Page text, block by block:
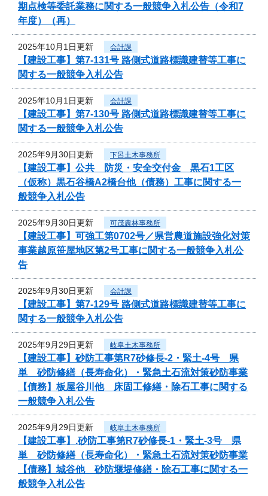
期点検等委託業務に関する一般競争入札公告（令和7
年度）（再）
2025年10月1日更新 会計課
【建設工事】第7-131号 路側式道路標識建替等工事に
関する一般競争入札公告
2025年10月1日更新 会計課
【建設工事】第7-130号 路側式道路標識建替等工事に
関する一般競争入札公告
2025年9月30日更新 下呂土木事務所
【建設工事】公共 防災・安全交付金 黒石1工区
（仮称）黒石谷橋A2橋台他（債務）工事に関する一
般競争入札公告
2025年9月30日更新 可茂農林事務所
【建設工事】可強工第0702号／県営農道施設強化対策
事業越原笹屋地区第2号工事に関する一般競争入札公
告
2025年9月30日更新 会計課
【建設工事】第7-129号 路側式道路標識建替等工事に
関する一般競争入札公告
2025年9月29日更新 岐阜土木事務所
【建設工事】砂防工事第R7砂修長-2・緊土-4号 県
単 砂防修繕（長寿命化）・緊急土石流対策砂防事業
【債務】板屋谷川他 床固工修繕・除石工事に関する
一般競争入札公告
2025年9月29日更新 岐阜土木事務所
【建設工事】.砂防工事第R7砂修長-1・緊土-3号 県
単 砂防修繕（長寿命化）・緊急土石流対策砂防事業
【債務】城谷他 砂防堰堤修繕・除石工事に関する一
般競争入札公告